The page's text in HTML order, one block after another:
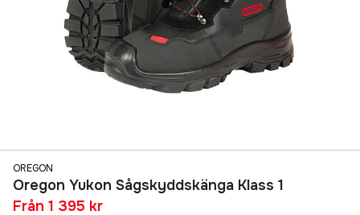
OREGON
Oregon Yukon Sågskyddskänga Klass 1
Från 1 395 kr